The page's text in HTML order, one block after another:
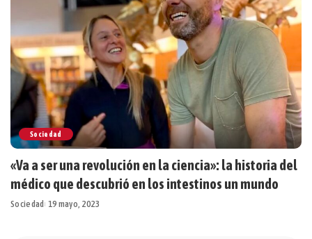
Sociedad
«Va a ser una revolución en la ciencia»: la historia del
médico que descubrió en los intestinos un mundo
Sociedad 19 mayo, 2023